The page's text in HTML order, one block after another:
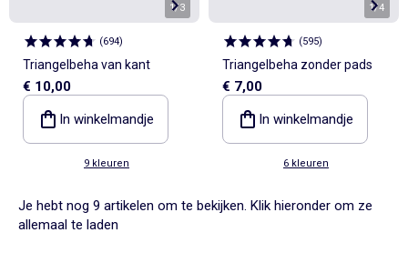
1/3
(694)
Triangelbeha van kant
€ 10,00
In winkelmandje
9 kleuren
1/4
(595)
Triangelbeha zonder pads
€ 7,00
In winkelmandje
6 kleuren
Je hebt nog 9 artikelen om te bekijken. Klik hieronder om ze
allemaal te laden